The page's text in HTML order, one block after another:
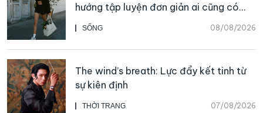
SỐNG 08/08/2026
hướng tập luyện đơn giản ai cũng có
thể bắt đầu
THỜI TRANG 07/08/2026
The wind’s breath: Lực đẩy kết tinh từ
sự kiên định